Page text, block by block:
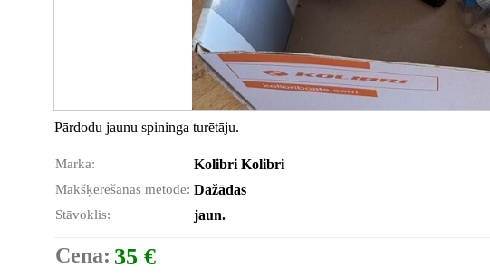
Pārdodu jaunu spininga turētāju.
Marka: Kolibri Kolibri
Makšķerēšanas metode: Dažādas
Stāvoklis: jaun.
Cena: 35 €